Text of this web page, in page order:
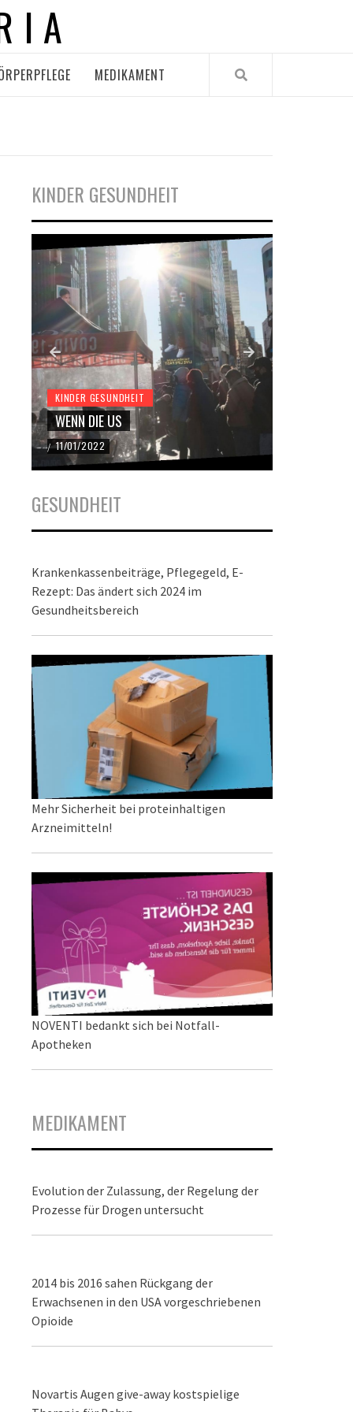
MEDIKAMENT
KINDER GESUNDHEIT
KINDER GESUNDHEIT
WENN DIE US
/ 11/01/2022
GESUNDHEIT
Krankenkassenbeiträge, Pflegegeld, E-
Rezept: Das ändert sich 2024 im
Gesundheitsbereich
Mehr Sicherheit bei proteinhaltigen
Arzneimitteln!
NOVENTI bedankt sich bei Notfall-
Apotheken
MEDIKAMENT
Evolution der Zulassung, der Regelung der
Prozesse für Drogen untersucht
2014 bis 2016 sahen Rückgang der
Erwachsenen in den USA vorgeschriebenen
Opioide
Novartis Augen give-away kostspielige